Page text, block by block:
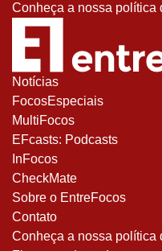
Conheça a nossa política
Notícias
FocosEspeciais
MultiFocos
EFcasts: Podcasts
InFocos
CheckMate
Sobre o EntreFocos
Contato
Conheça a nossa política